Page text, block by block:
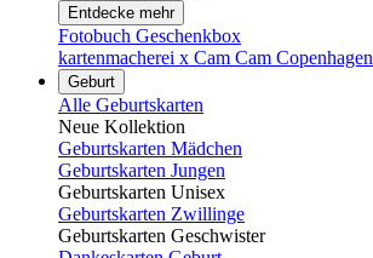
Entdecke mehr
Fotobuch Geschenkbox
kartenmacherei x Cam Cam Copenhagen
Geburt
Alle Geburtskarten
Neue Kollektion
Geburtskarten Mädchen
Geburtskarten Jungen
Geburtskarten Unisex
Geburtskarten Zwillinge
Geburtskarten Geschwister